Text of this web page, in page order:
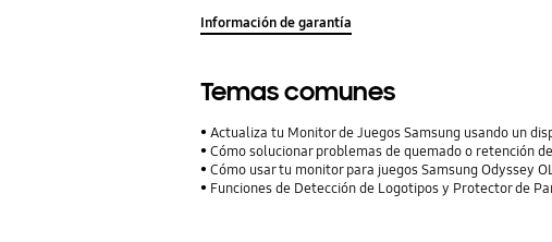
Información de garantía
Temas comunes
Actualiza tu Monitor de Juegos Samsung usando un
Cómo solucionar problemas de quemado o retención
Cómo usar tu monitor para juegos Samsung Odyssey
Funciones de Detección de Logotipos y Protector de